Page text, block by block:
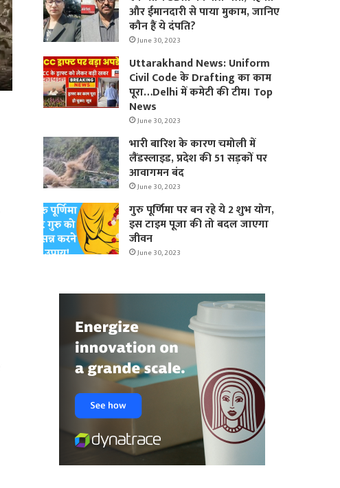
और ईमानदारी से पाया मुकाम, जानिए
कौन हैं ये दंपति?
June 30, 2023
Uttarakhand News: Uniform
Civil Code के Drafting का काम
पूरा…Delhi में कमेटी की टीम। Top
News
June 30, 2023
भारी बारिश के कारण चमोली में
लैंडस्लाइड, प्रदेश की 51 सड़कों पर
आवागमन बंद
June 30, 2023
गुरु पूर्णिमा पर बन रहे ये 2 शुभ योग,
इस टाइम पूजा की तो बदल जाएगा
जीवन
June 30, 2023